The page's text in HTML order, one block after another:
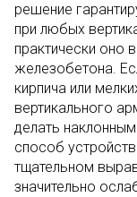
решение
при любых
практически оно
железобетона.
кирпича или
вертикального
делать
способ
тщательном
значительно